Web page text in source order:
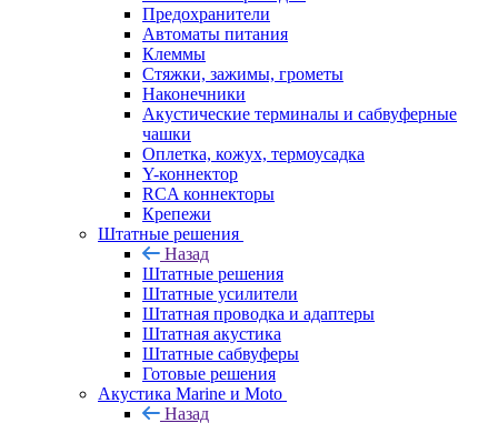
Предохранители
Автоматы питания
Клеммы
Стяжки, зажимы, грометы
Наконечники
Акустические терминалы и сабвуферные
чашки
Оплетка, кожух, термоусадка
Y-коннектор
RCA коннекторы
Крепежи
Штатные решения
Назад
Штатные решения
Штатные усилители
Штатная проводка и адаптеры
Штатная акустика
Штатные сабвуферы
Готовые решения
Акустика Marine и Moto
Назад